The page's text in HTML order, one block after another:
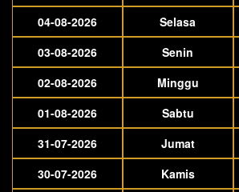
04-08-2026
Selasa
03-08-2026
Senin
02-08-2026
Minggu
01-08-2026
Sabtu
31-07-2026
Jumat
30-07-2026
Kamis